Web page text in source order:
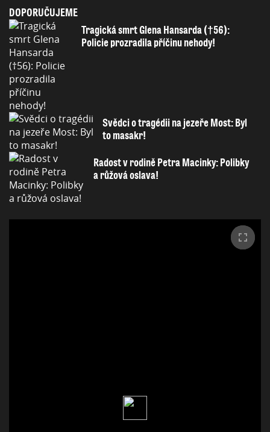
DOPORUČUJEME
Tragická smrt Glena Hansarda (†56):
Policie prozradila příčinu nehody!
Svědci o tragédii na jezeře Most: Byl
to masakr!
Radost v rodině Petra Macinky: Polibky
a růžová oslava!